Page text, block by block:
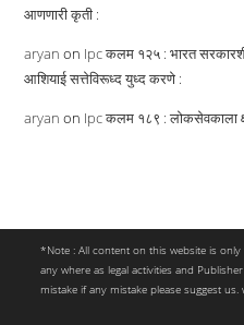
आणणारी कृती :
aryan on Ipc कलम १२५ : भारत
आशियाई सत्तेविरूध्द युध्द करणे :
aryan on Ipc कलम १८९ : लोकसेवकाला
*Note : All content on this website is
any where as legal activities and
mistake if any mistake please suggest